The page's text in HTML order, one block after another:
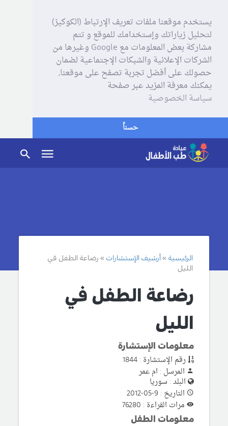
يستخدم موقعنا ملفات تعريف الإرتباط (الكوكيز)
لتحليل زياراتك وإستخدامك للموقع و تتم
مشاركة بعض المعلومات مع Google وغيرها من
الشركات الإعلانية والشبكات الإجتماعية لضمان
حصولك على أفضل تجربة تصفح على موقعنا,
يمكنك معرفة المزيد عبر صفحة
سياسة الخصوصية
حسناً
الرئيسية أرشيف الإستشارات
رضاعة الطفل في
الليل
رضاعة الطفل في
الليل
معلومات الإستشارة
رقم الإستشارة : 1844
المرسل : ام عمر
البلد : سوريا
التاريخ : 9-05-2012
مرات القراءة : 76280
معلومات الطفل